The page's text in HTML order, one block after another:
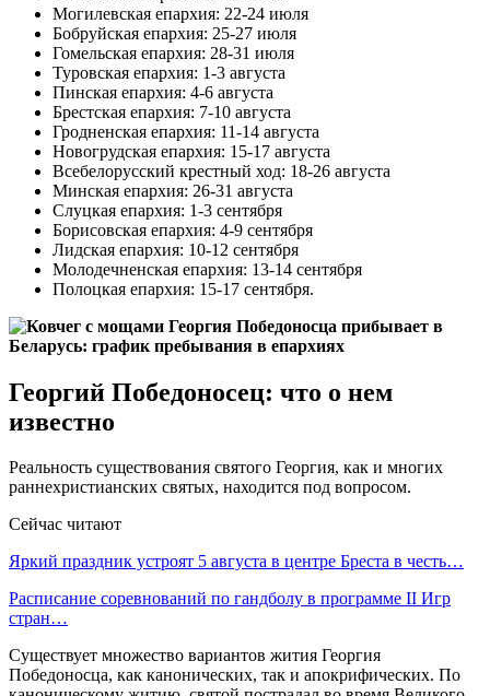
Могилевская епархия: 22-24 июля
Бобруйская епархия: 25-27 июля
Гомельская епархия: 28-31 июля
Туровская епархия: 1-3 августа
Пинская епархия: 4-6 августа
Брестская епархия: 7-10 августа
Гродненская епархия: 11-14 августа
Новогрудская епархия: 15-17 августа
Всебелорусский крестный ход: 18-26 августа
Минская епархия: 26-31 августа
Слуцкая епархия: 1-3 сентября
Борисовская епархия: 4-9 сентября
Лидская епархия: 10-12 сентября
Молодечненская епархия: 13-14 сентября
Полоцкая епархия: 15-17 сентября.
Георгий Победоносец: что о нем
известно
Реальность существования святого Георгия, как и многих
раннехристианских святых, находится под вопросом.
Сейчас читают
Яркий праздник устроят 5 августа в центре Бреста в честь…
Расписание соревнований по гандболу в программе II Игр
стран…
Существует множество вариантов жития Георгия
Победоносца, как канонических, так и апокрифических. По